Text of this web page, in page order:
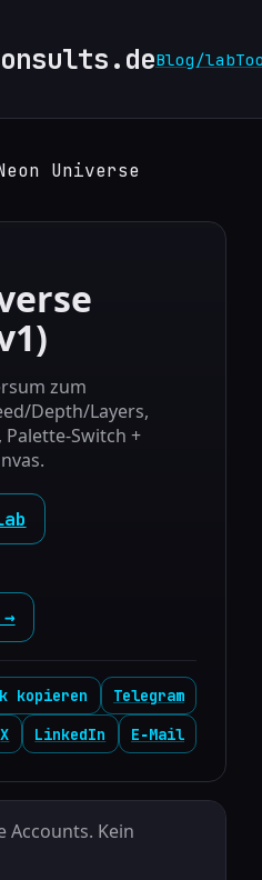
Blog /lab
Universe
zum
Depth/Layers,
+
kopieren
Telegram
X LinkedIn E‑Mail
Accounts. Kein